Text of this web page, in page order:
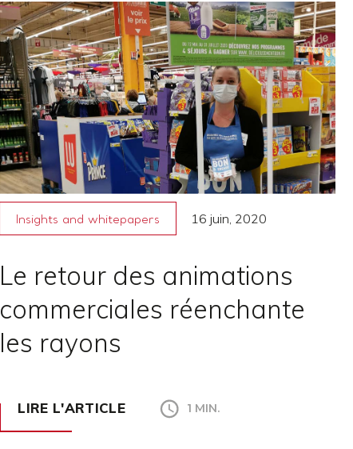
Insights and whitepapers 16 juin, 2020
Le retour des animations
commerciales réenchante
les rayons
LIRE L'ARTICLE 1 MIN.